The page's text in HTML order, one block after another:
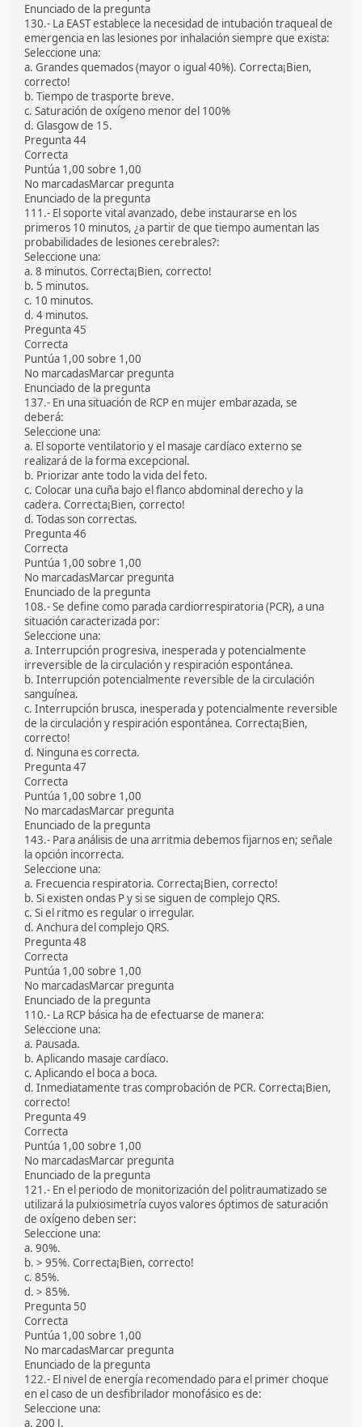
Enunciado de la pregunta
130.- La EAST establece la necesidad de intubación traqueal de
emergencia en las lesiones por inhalación siempre que exista:
Seleccione una:
a. Grandes quemados (mayor o igual 40%). Correcta¡Bien,
correcto!
b. Tiempo de trasporte breve.
c. Saturación de oxígeno menor del 100%
d. Glasgow de 15.
Pregunta 44
Correcta
Puntúa 1,00 sobre 1,00
No marcadasMarcar pregunta
Enunciado de la pregunta
111.- El soporte vital avanzado, debe instaurarse en los
primeros 10 minutos, ¿a partir de que tiempo aumentan las
probabilidades de lesiones cerebrales?:
Seleccione una:
a. 8 minutos. Correcta¡Bien, correcto!
b. 5 minutos.
c. 10 minutos.
d. 4 minutos.
Pregunta 45
Correcta
Puntúa 1,00 sobre 1,00
No marcadasMarcar pregunta
Enunciado de la pregunta
137.- En una situación de RCP en mujer embarazada, se
deberá:
Seleccione una:
a. El soporte ventilatorio y el masaje cardíaco externo se
realizará de la forma excepcional.
b. Priorizar ante todo la vida del feto.
c. Colocar una cuña bajo el flanco abdominal derecho y la
cadera. Correcta¡Bien, correcto!
d. Todas son correctas.
Pregunta 46
Correcta
Puntúa 1,00 sobre 1,00
No marcadasMarcar pregunta
Enunciado de la pregunta
108.- Se define como parada cardiorrespiratoria (PCR), a una
situación caracterizada por:
Seleccione una:
a. Interrupción progresiva, inesperada y potencialmente
irreversible de la circulación y respiración espontánea.
b. Interrupción potencialmente reversible de la circulación
sanguínea.
c. Interrupción brusca, inesperada y potencialmente reversible
de la circulación y respiración espontánea. Correcta¡Bien,
correcto!
d. Ninguna es correcta.
Pregunta 47
Correcta
Puntúa 1,00 sobre 1,00
No marcadasMarcar pregunta
Enunciado de la pregunta
143.- Para análisis de una arritmia debemos fijarnos en; señale
la opción incorrecta.
Seleccione una:
a. Frecuencia respiratoria. Correcta¡Bien, correcto!
b. Si existen ondas P y si se siguen de complejo QRS.
c. Si el ritmo es regular o irregular.
d. Anchura del complejo QRS.
Pregunta 48
Correcta
Puntúa 1,00 sobre 1,00
No marcadasMarcar pregunta
Enunciado de la pregunta
110.- La RCP básica ha de efectuarse de manera:
Seleccione una:
a. Pausada.
b. Aplicando masaje cardíaco.
c. Aplicando el boca a boca.
d. Inmediatamente tras comprobación de PCR. Correcta¡Bien,
correcto!
Pregunta 49
Correcta
Puntúa 1,00 sobre 1,00
No marcadasMarcar pregunta
Enunciado de la pregunta
121.- En el periodo de monitorización del politraumatizado se
utilizará la pulxiosimetría cuyos valores óptimos de saturación
de oxígeno deben ser:
Seleccione una:
a. 90%.
b. > 95%. Correcta¡Bien, correcto!
c. 85%.
d. > 85%.
Pregunta 50
Correcta
Puntúa 1,00 sobre 1,00
No marcadasMarcar pregunta
Enunciado de la pregunta
122.- El nivel de energía recomendado para el primer choque
en el caso de un desfibrilador monofásico es de:
Seleccione una:
a. 200 J.